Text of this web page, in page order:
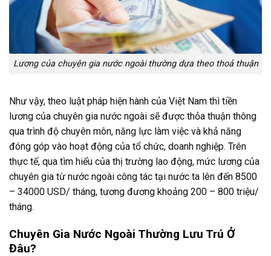
Lương của chuyên gia nước ngoài thường dựa theo thoả thuận
Như vậy, theo luật pháp hiện hành của Việt Nam thì tiền
lương của chuyên gia nước ngoài sẽ được thỏa thuận thông
qua trình độ chuyên môn, năng lực làm việc và khả năng
đóng góp vào hoạt động của tổ chức, doanh nghiệp. Trên
thực tế, qua tìm hiểu của thị trường lao động, mức lương của
chuyên gia từ nước ngoài công tác tại nước ta lên đến 8500
– 34000 USD/ tháng, tương đương khoảng 200 – 800 triệu/
tháng.
Chuyên Gia Nước Ngoài Thường Lưu Trú Ở
Đâu?